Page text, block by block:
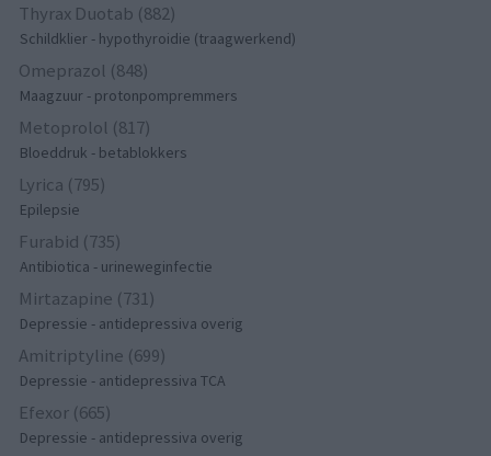
Thyrax Duotab (882)
Schildklier - hypothyroidie (traagwerkend)
Omeprazol (848)
Maagzuur - protonpompremmers
Metoprolol (817)
Bloeddruk - betablokkers
Lyrica (795)
Epilepsie
Furabid (735)
Antibiotica - urineweginfectie
Mirtazapine (731)
Depressie - antidepressiva overig
Amitriptyline (699)
Depressie - antidepressiva TCA
Efexor (665)
Depressie - antidepressiva overig